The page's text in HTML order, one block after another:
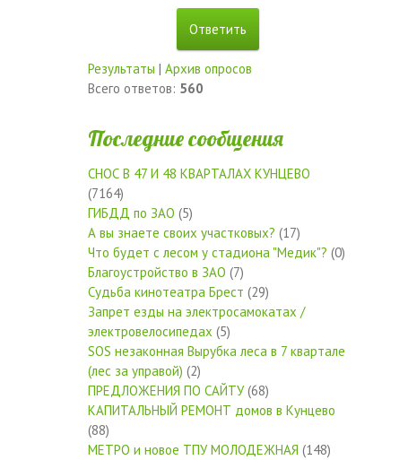
Результаты | Архив опросов
Всего ответов: 560
Последние сообщения
СНОС В 47 И 48 КВАРТАЛАХ КУНЦЕВО
(7164)
ГИБДД по ЗАО (5)
А вы знаете своих участковых? (17)
Что будет с лесом у стадиона "Медик"? (0)
Благоустройство в ЗАО (7)
Судьба кинотеатра Брест (29)
Запрет езды на электросамокатах /
электровелосипедах (5)
SOS незаконная Вырубка леса в 7 квартале
(лес за управой) (2)
ПРЕДЛОЖЕНИЯ ПО САЙТУ(68)
КАПИТАЛЬНЫЙ РЕМОНТ домов в Кунцево
(88)
МЕТРО и новое ТПУ МОЛОДЕЖНАЯ (148)